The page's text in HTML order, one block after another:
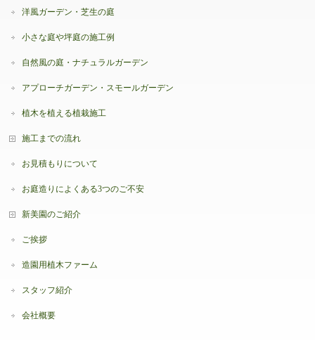
洋風ガーデン・芝生の庭
小さな庭や坪庭の施工例
自然風の庭・ナチュラルガーデン
アプローチガーデン・スモールガーデン
植木を植える植栽施工
施工までの流れ
お見積もりについて
お庭造りによくある3つのご不安
新美園のご紹介
ご挨拶
造園用植木ファーム
スタッフ紹介
会社概要